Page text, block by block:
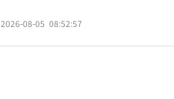
2026-08-05 08:52:57